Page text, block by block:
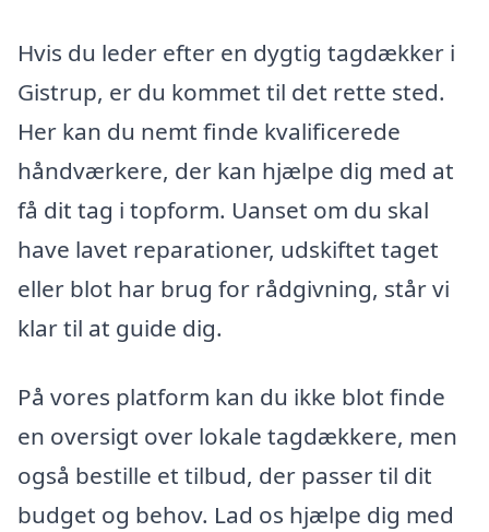
Hvis du leder efter en dygtig tagdækker i
Gistrup, er du kommet til det rette sted.
Her kan du nemt finde kvalificerede
håndværkere, der kan hjælpe dig med at
få dit tag i topform. Uanset om du skal
have lavet reparationer, udskiftet taget
eller blot har brug for rådgivning, står vi
klar til at guide dig.
På vores platform kan du ikke blot finde
en oversigt over lokale tagdækkere, men
også bestille et tilbud, der passer til dit
budget og behov. Lad os hjælpe dig med